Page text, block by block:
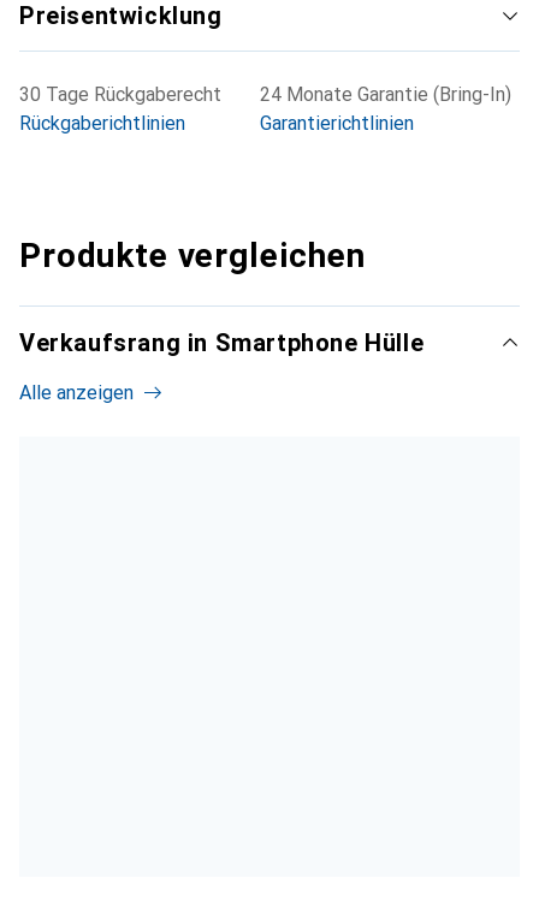
Preisentwicklung
30 Tage Rückgaberecht
Rückgaberichtlinien
24 Monate Garantie (Bring-In)
Garantierichtlinien
Produkte vergleichen
Verkaufsrang in Smartphone Hülle
Alle anzeigen